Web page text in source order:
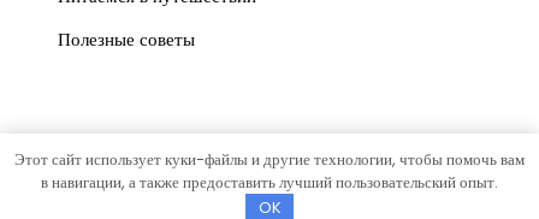
Полезные советы
Copyright © 2026gorrospis.ruТема News Store отArtify
Этот сайт использует куки-файлы и другие технологии, чтобы помочь вам
в навигации, а также предоставить лучший пользовательский опыт.
OK